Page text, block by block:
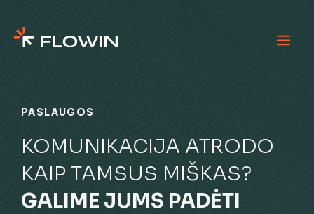
PASLAUGOS
KOMUNIKACIJA ATRODO
KAIP TAMSUS MIŠKAS?
GALIME JUMS PADĖTI